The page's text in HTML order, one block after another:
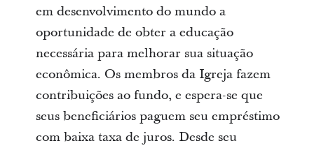
em desenvolvimento do mundo a
oportunidade de obter a educação
necessária para melhorar sua situação
econômica. Os membros da Igreja fazem
contribuições ao fundo, e espera-se que
seus beneficiários paguem seu empréstimo
com baixa taxa de juros. Desde seu